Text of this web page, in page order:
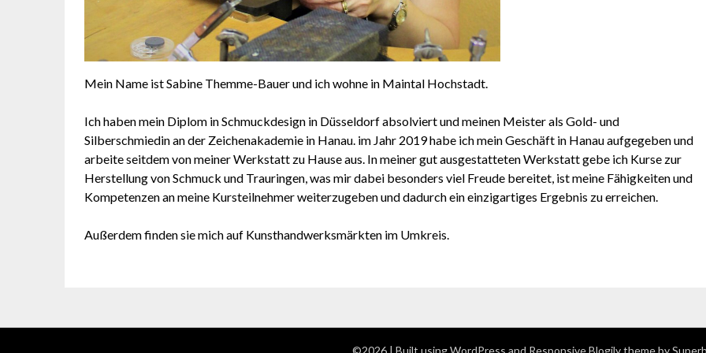
Mein Name ist Sabine Themme-Bauer und ich wohne in Maintal Hochstadt.
Ich haben mein Diplom in Schmuckdesign in Düsseldorf absolviert und meinen Meister als Gold- und
Silberschmiedin an der Zeichenakademie in Hanau. im Jahr 2019 habe ich mein Geschäft in Hanau aufgegeben und
arbeite seitdem von meiner Werkstatt zu Hause aus. In meiner gut ausgestatteten Werkstatt gebe ich Kurse zur
Herstellung von Schmuck und Trauringen, was mir dabei besonders viel Freude bereitet, ist meine Fähigkeiten und
Kompetenzen an meine Kursteilnehmer weiterzugeben und dadurch ein einzigartiges Ergebnis zu erreichen.
Außerdem finden sie mich auf Kunsthandwerksmärkten im Umkreis.
©2026 | Built using WordPress and Responsive Blogilytheme by